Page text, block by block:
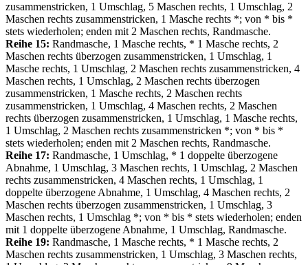
zusammenstricken, 1 Umschlag, 5 Maschen rechts, 1 Umschlag, 2
Maschen rechts zusammenstricken, 1 Masche rechts *; von * bis *
stets wiederholen; enden mit 2 Maschen rechts, Randmasche.
Reihe 15: Randmasche, 1 Masche rechts, * 1 Masche rechts, 2
Maschen rechts überzogen zusammenstricken, 1 Umschlag, 1
Masche rechts, 1 Umschlag, 2 Maschen rechts zusammenstricken, 4
Maschen rechts, 1 Umschlag, 2 Maschen rechts überzogen
zusammenstricken, 1 Masche rechts, 2 Maschen rechts
zusammenstricken, 1 Umschlag, 4 Maschen rechts, 2 Maschen
rechts überzogen zusammenstricken, 1 Umschlag, 1 Masche rechts,
1 Umschlag, 2 Maschen rechts zusammenstricken *; von * bis *
stets wiederholen; enden mit 2 Maschen rechts, Randmasche.
Reihe 17: Randmasche, 1 Umschlag, * 1 doppelte überzogene
Abnahme, 1 Umschlag, 3 Maschen rechts, 1 Umschlag, 2 Maschen
rechts zusammenstricken, 4 Maschen rechts, 1 Umschlag, 1
doppelte überzogene Abnahme, 1 Umschlag, 4 Maschen rechts, 2
Maschen rechts überzogen zusammenstricken, 1 Umschlag, 3
Maschen rechts, 1 Umschlag *; von * bis * stets wiederholen; enden
mit 1 doppelte überzogene Abnahme, 1 Umschlag, Randmasche.
Reihe 19: Randmasche, 1 Masche rechts, * 1 Masche rechts, 2
Maschen rechts zusammenstricken, 1 Umschlag, 3 Maschen rechts,